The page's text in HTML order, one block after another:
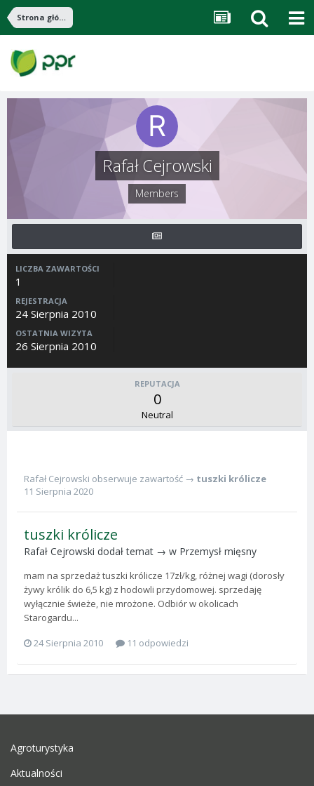
Strona główna
Rafał Cejrowski
Members
LICZBA ZAWARTOŚCI
1
REJESTRACJA
24 Sierpnia 2010
OSTATNIA WIZYTA
26 Sierpnia 2010
REPUTACJA
0
Neutral
Rafał Cejrowski obserwuje zawartość → tuszki królicze
11 Sierpnia 2020
tuszki królicze
Rafał Cejrowski dodał temat → w Przemysł mięsny
mam na sprzedaż tuszki królicze 17zł/kg, różnej wagi (dorosły
żywy królik do 6,5 kg) z hodowli przydomowej. sprzedaję
wyłącznie świeże, nie mrożone. Odbiór w okolicach
Starogardu...
24 Sierpnia 2010
11 odpowiedzi
Agroturystyka
Aktualności